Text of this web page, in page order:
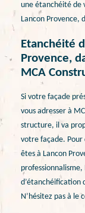
une étanchéité de
Lancon Provence,
Etanchéité
Provence,
MCA
Si votre façade
vous adresser à
structure, il va
votre façade. Pour
êtes à Lancon
d’étanchéification
N’hésitez pas à le